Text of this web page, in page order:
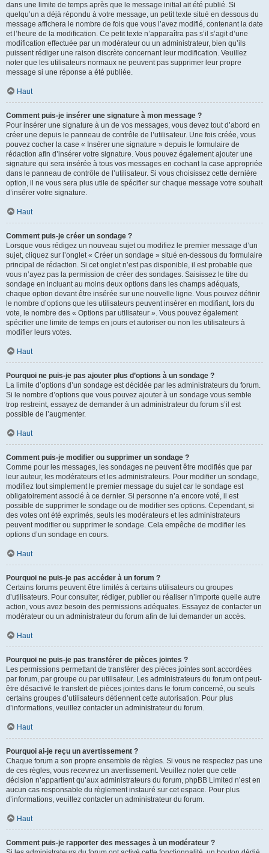
dans une limite de temps après que le message initial ait été publié. Si
quelqu’un a déjà répondu à votre message, un petit texte situé en dessous du
message affichera le nombre de fois que vous l’avez modifié, contenant la date
et l’heure de la modification. Ce petit texte n’apparaîtra pas s’il s’agit d’une
modification effectuée par un modérateur ou un administrateur, bien qu’ils
puissent rédiger une raison discrète concernant leur modification. Veuillez
noter que les utilisateurs normaux ne peuvent pas supprimer leur propre
message si une réponse a été publiée.
Haut
Comment puis-je insérer une signature à mon message ?
Pour insérer une signature à un de vos messages, vous devez tout d’abord en
créer une depuis le panneau de contrôle de l’utilisateur. Une fois créée, vous
pouvez cocher la case « Insérer une signature » depuis le formulaire de
rédaction afin d’insérer votre signature. Vous pouvez également ajouter une
signature qui sera insérée à tous vos messages en cochant la case appropriée
dans le panneau de contrôle de l’utilisateur. Si vous choisissez cette dernière
option, il ne vous sera plus utile de spécifier sur chaque message votre souhait
d’insérer votre signature.
Haut
Comment puis-je créer un sondage ?
Lorsque vous rédigez un nouveau sujet ou modifiez le premier message d’un
sujet, cliquez sur l’onglet « Créer un sondage » situé en-dessous du formulaire
principal de rédaction. Si cet onglet n’est pas disponible, il est probable que
vous n’ayez pas la permission de créer des sondages. Saisissez le titre du
sondage en incluant au moins deux options dans les champs adéquats,
chaque option devant être insérée sur une nouvelle ligne. Vous pouvez définir
le nombre d’options que les utilisateurs peuvent insérer en modifiant, lors du
vote, le nombre des « Options par utilisateur ». Vous pouvez également
spécifier une limite de temps en jours et autoriser ou non les utilisateurs à
modifier leurs votes.
Haut
Pourquoi ne puis-je pas ajouter plus d’options à un sondage ?
La limite d’options d’un sondage est décidée par les administrateurs du forum.
Si le nombre d’options que vous pouvez ajouter à un sondage vous semble
trop restreint, essayez de demander à un administrateur du forum s’il est
possible de l’augmenter.
Haut
Comment puis-je modifier ou supprimer un sondage ?
Comme pour les messages, les sondages ne peuvent être modifiés que par
leur auteur, les modérateurs et les administrateurs. Pour modifier un sondage,
modifiez tout simplement le premier message du sujet car le sondage est
obligatoirement associé à ce dernier. Si personne n’a encore voté, il est
possible de supprimer le sondage ou de modifier ses options. Cependant, si
des votes ont été exprimés, seuls les modérateurs et les administrateurs
peuvent modifier ou supprimer le sondage. Cela empêche de modifier les
options d’un sondage en cours.
Haut
Pourquoi ne puis-je pas accéder à un forum ?
Certains forums peuvent être limités à certains utilisateurs ou groupes
d’utilisateurs. Pour consulter, rédiger, publier ou réaliser n’importe quelle autre
action, vous avez besoin des permissions adéquates. Essayez de contacter un
modérateur ou un administrateur du forum afin de lui demander un accès.
Haut
Pourquoi ne puis-je pas transférer de pièces jointes ?
Les permissions permettant de transférer des pièces jointes sont accordées
par forum, par groupe ou par utilisateur. Les administrateurs du forum ont peut-
être désactivé le transfert de pièces jointes dans le forum concerné, ou seuls
certains groupes d’utilisateurs détiennent cette autorisation. Pour plus
d’informations, veuillez contacter un administrateur du forum.
Haut
Pourquoi ai-je reçu un avertissement ?
Chaque forum a son propre ensemble de règles. Si vous ne respectez pas une
de ces règles, vous recevrez un avertissement. Veuillez noter que cette
décision n’appartient qu’aux administrateurs du forum, phpBB Limited n’est en
aucun cas responsable du règlement instauré sur cet espace. Pour plus
d’informations, veuillez contacter un administrateur du forum.
Haut
Comment puis-je rapporter des messages à un modérateur ?